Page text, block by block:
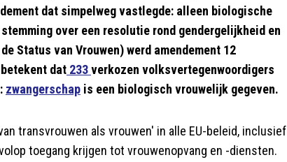
dat simpelweg vastlegde: alleen biologische
over een resolutie rond gendergelijkheid en
Status van Vrouwen) werd amendement 12
dat 233verkozen volksvertegenwoordigers
zwangerschap is een biologisch vrouwelijk gegeven.
transvrouwen als vrouwen' in alle EU-beleid, inclusief
toegang krijgen tot vrouwenopvang en -diensten.